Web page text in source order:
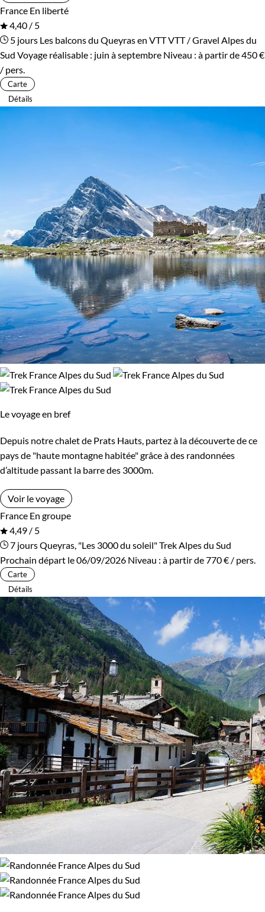
France En liberté
4,40 / 5
5 jours Les balcons du Queyras en VTTVTT / Gravel Alpes du
Sud Voyage réalisable : juin à septembre Niveau : à partir de450 €
/ pers.
Carte
Détails
Le voyage en bref
Depuis notre chalet de Prats Hauts, partez à la découverte de ce
pays de "haute montagne habitée" grâce à des randonnées
d’altitude passant la barre des 3000m.
Voir le voyage
France En groupe
4,49 / 5
7 joursQueyras, "Les 3000 du soleil"Trek Alpes du Sud
Prochain départ le 06/09/2026 Niveau : à partir de770 € / pers.
Carte
Détails